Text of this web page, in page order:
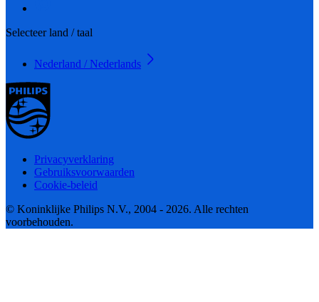
Selecteer land / taal
Nederland / Nederlands
Privacyverklaring
Gebruiksvoorwaarden
Cookie-beleid
© Koninklijke Philips N.V., 2004 - 2026. Alle rechten
voorbehouden.